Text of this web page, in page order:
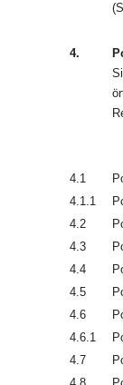
4.
4.1
4.1.1
4.2
4.3
4.4
4.5
4.6
4.6.1
4.7